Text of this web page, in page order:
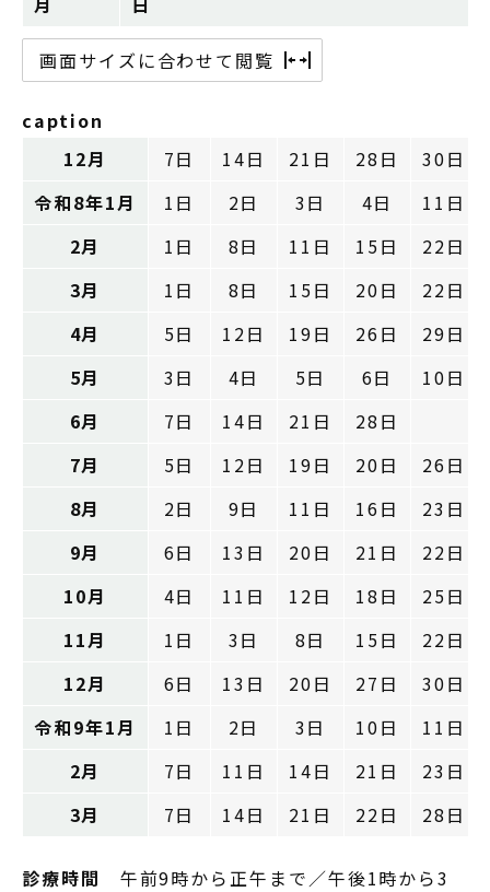
画面サイズに合わせて閲覧
caption
12月
7日 14日 21日 28日 30日
令和8年1月
1日 2日 3日 4日 11日
2月
1日 8日 11日 15日 22日
3月
1日 8日 15日 20日 22日
4月
5日 12日 19日 26日
29日
5月
3日 4日 5日 6日 10日
6月
7日 14日 21日
28日
7月
5日 12日 19日 20日
26日
8月
2日 9日 11日 16日 23日
9月
6日 13日 20日 21日 22日
10月
4日 11日 12日 18日
25日
11月
1日 3日 8日 15日 22日
12月
6日 13日 20日 27日 30日
令和9年1月
1日 2日 3日 10日 11日
2月
7日 11日 14日 21日 23日
3月
7日 14日 21日 22日 28日
診療時間
午前9時から正午まで／午後1時から3